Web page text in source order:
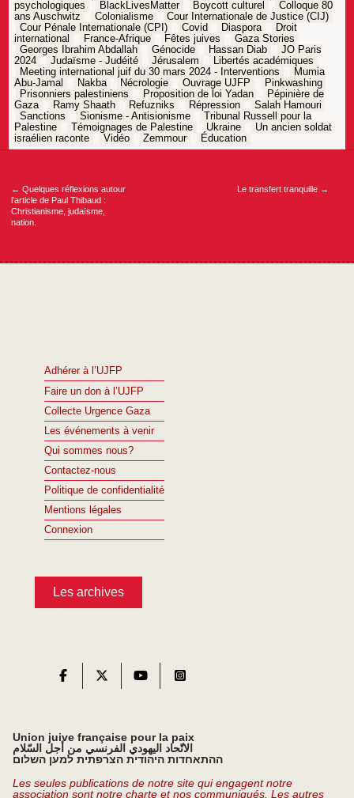
psychologiques
BlackLivesMatter Boycott culturel
Colloque 80
ans Auschwitz
Colonialisme
Cour Internationale de Justice (CIJ)
Cour Pénale Internationale (CPI)
Covid Diaspora
Droit
international
France-Afrique Fêtes juives
Gaza Stories
Georges Ibrahim Abdallah
Génocide Hassan Diab
JO Paris
2024
Judaïsme - Judéité Jérusalem
Libertés académiques
Meeting international juif du 30 mars 2024 - Interventions
Mumia
Abu-Jamal
Nakba Nécrologie Ouvrage UJFP
Pinkwashing
Prisonniers palestiniens
Proposition de loi Yadan
Pépinière de
Gaza
Ramy Shaath Refuzniks Répression
Salah Hamouri
Sanctions
Sionisme - Antisionisme
Tribunal Russell pour la
Palestine
Témoignages de Palestine Ukraine
Un ancien soldat
israélien raconte
Vidéo Zemmour Éducation
Navigation
← Quelques réflexions autour
l’article de Paul Thibaud :
Christianisme, judaïsme,
nation.
Le transfert tranquille →
Adhérer à l’UJFP
Faire un don à l’UJFP
Collecte Urgence Gaza
Les événements à venir
Qui sommes nous?
Contactez-nous
Politique de confidentialité
Mentions légales
Connexion
Les archives
Union juive française pour la paix
الاتّحاد اليهودي الفرنسي من أجل السّلام
ההתאחדות היהודית הצרפתית למען השלום
Les seules publications de notre site qui engagent notre
association sont notre charte et nos communiqués. Les autres